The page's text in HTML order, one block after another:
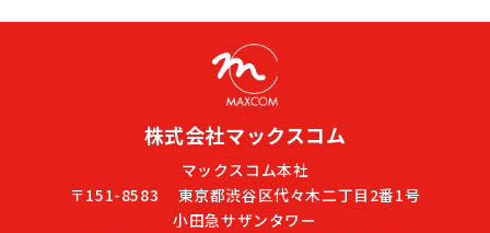
人手によるチェック作業の大
内容を24時間365日体制で監
視することで、炎上リスクや
風評被害、機密情報の漏えい
など、さまざまな問題を未然
最適コストを実現。加えて、
ホワイトリストやブラックリ
に、「どのような投稿が掲載
にふさわしいか」をトレンド
に即しながら判断します。こ
れにより、トラブル発生の抑
（海外拠点）を利用し、写真
します。 写真の加工やトリミ
ング、見栄えの調整などを実
施しています。イベントや学
校行事、スポーツ大会といっ
株式会社マックスコム
マックスコム本社
〒151-8583
東京都渋谷区代々木二丁目2番1号
小田急サザンタワー